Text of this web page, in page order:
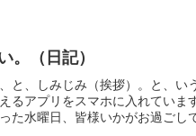
。（日記）
と、しみじみ（挨拶）。と、い
るアプリをスマホに入れていま
た水曜日、皆様いかがお過ごし